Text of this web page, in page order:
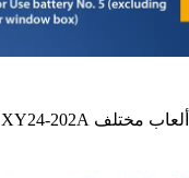
ألعاب مختلف XY24-202A